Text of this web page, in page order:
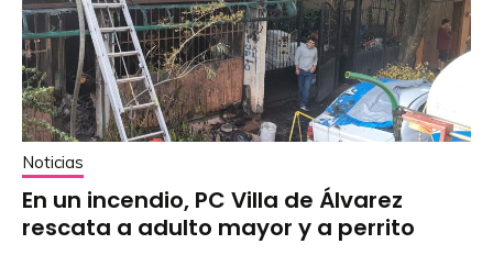
Noticias
En un incendio, PC Villa de Álvarez
‎rescata a adulto mayor y a perrito